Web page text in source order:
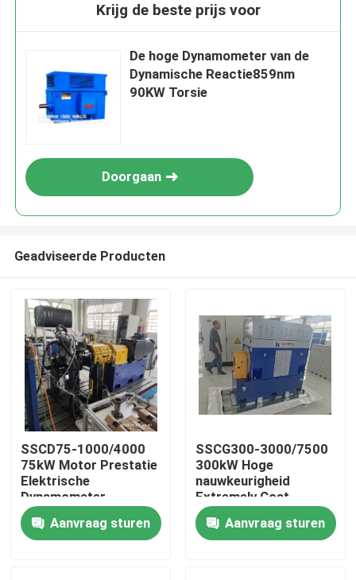
Thuis
Producten
Krijg de beste prijs voor
De hoge Dynamometer van de
Dynamische Reactie859nm
90KW Torsie
Doorgaan
Geadviseerde Producten
SSCD75-1000/4000
75kW Motor Prestatie
Elektrische
Dynamometer
Testbank Systeem
Aanvraag sturen
SSCG300-3000/7500
300kW Hoge
nauwkeurigheid
Extremely Cost
Effective Electric
Dynamometer Test
Bench System voor
Aanvraag sturen